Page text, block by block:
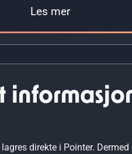
Les mer
direkte i Pointer.